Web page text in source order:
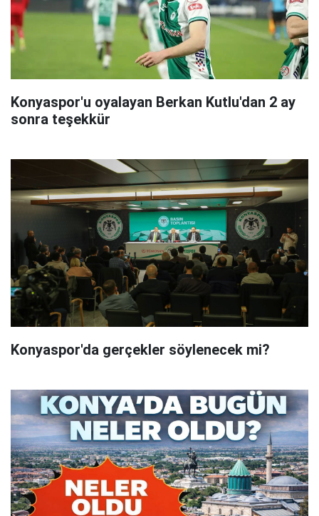
Konyaspor'u oyalayan Berkan Kutlu'dan 2 ay
sonra teşekkür
Konyaspor'da gerçekler söylenecek mi?